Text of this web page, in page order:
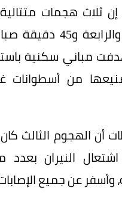
ثلاث هجمات
الساعة الرابعة
مباني سكنية
من أسطوانات
أن الهجوم الثالث كان
النيران بعدد
وأسفر عن جميع